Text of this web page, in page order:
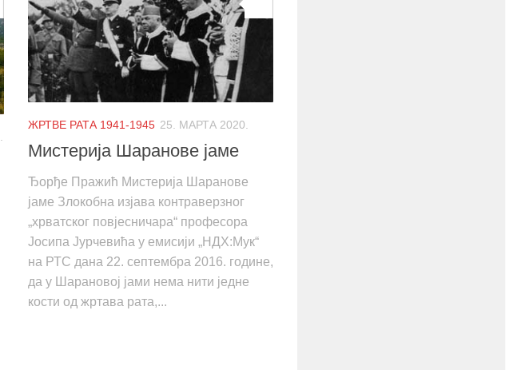
ЖРТВЕ РАТА 1941-1945 25. МАРТА 2020.
Мистерија Шаранове јаме
Ђорђе Пражић Мистерија Шаранове
јаме Злокобна изјава контраверзног
„хрватског повјесничара“ професора
Јосипа Јурчевића у емисији „НДХ:Мук“
на РТС дана 22. септембра 2016. године,
да у Шарановој јами нема нити једне
кости од жртава рата,...